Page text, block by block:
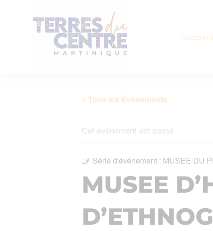
« Tous les Évènements
Cet évènement est passé.
Série d'événement : MUSEE DU
MUSEE